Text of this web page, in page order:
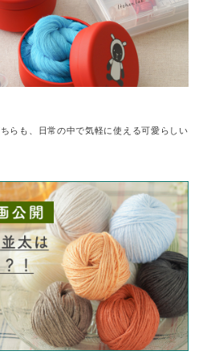
らも、日常の中で気軽に使える可愛らしい